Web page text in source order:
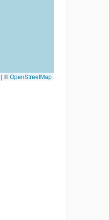
| ©OpenStreetMap